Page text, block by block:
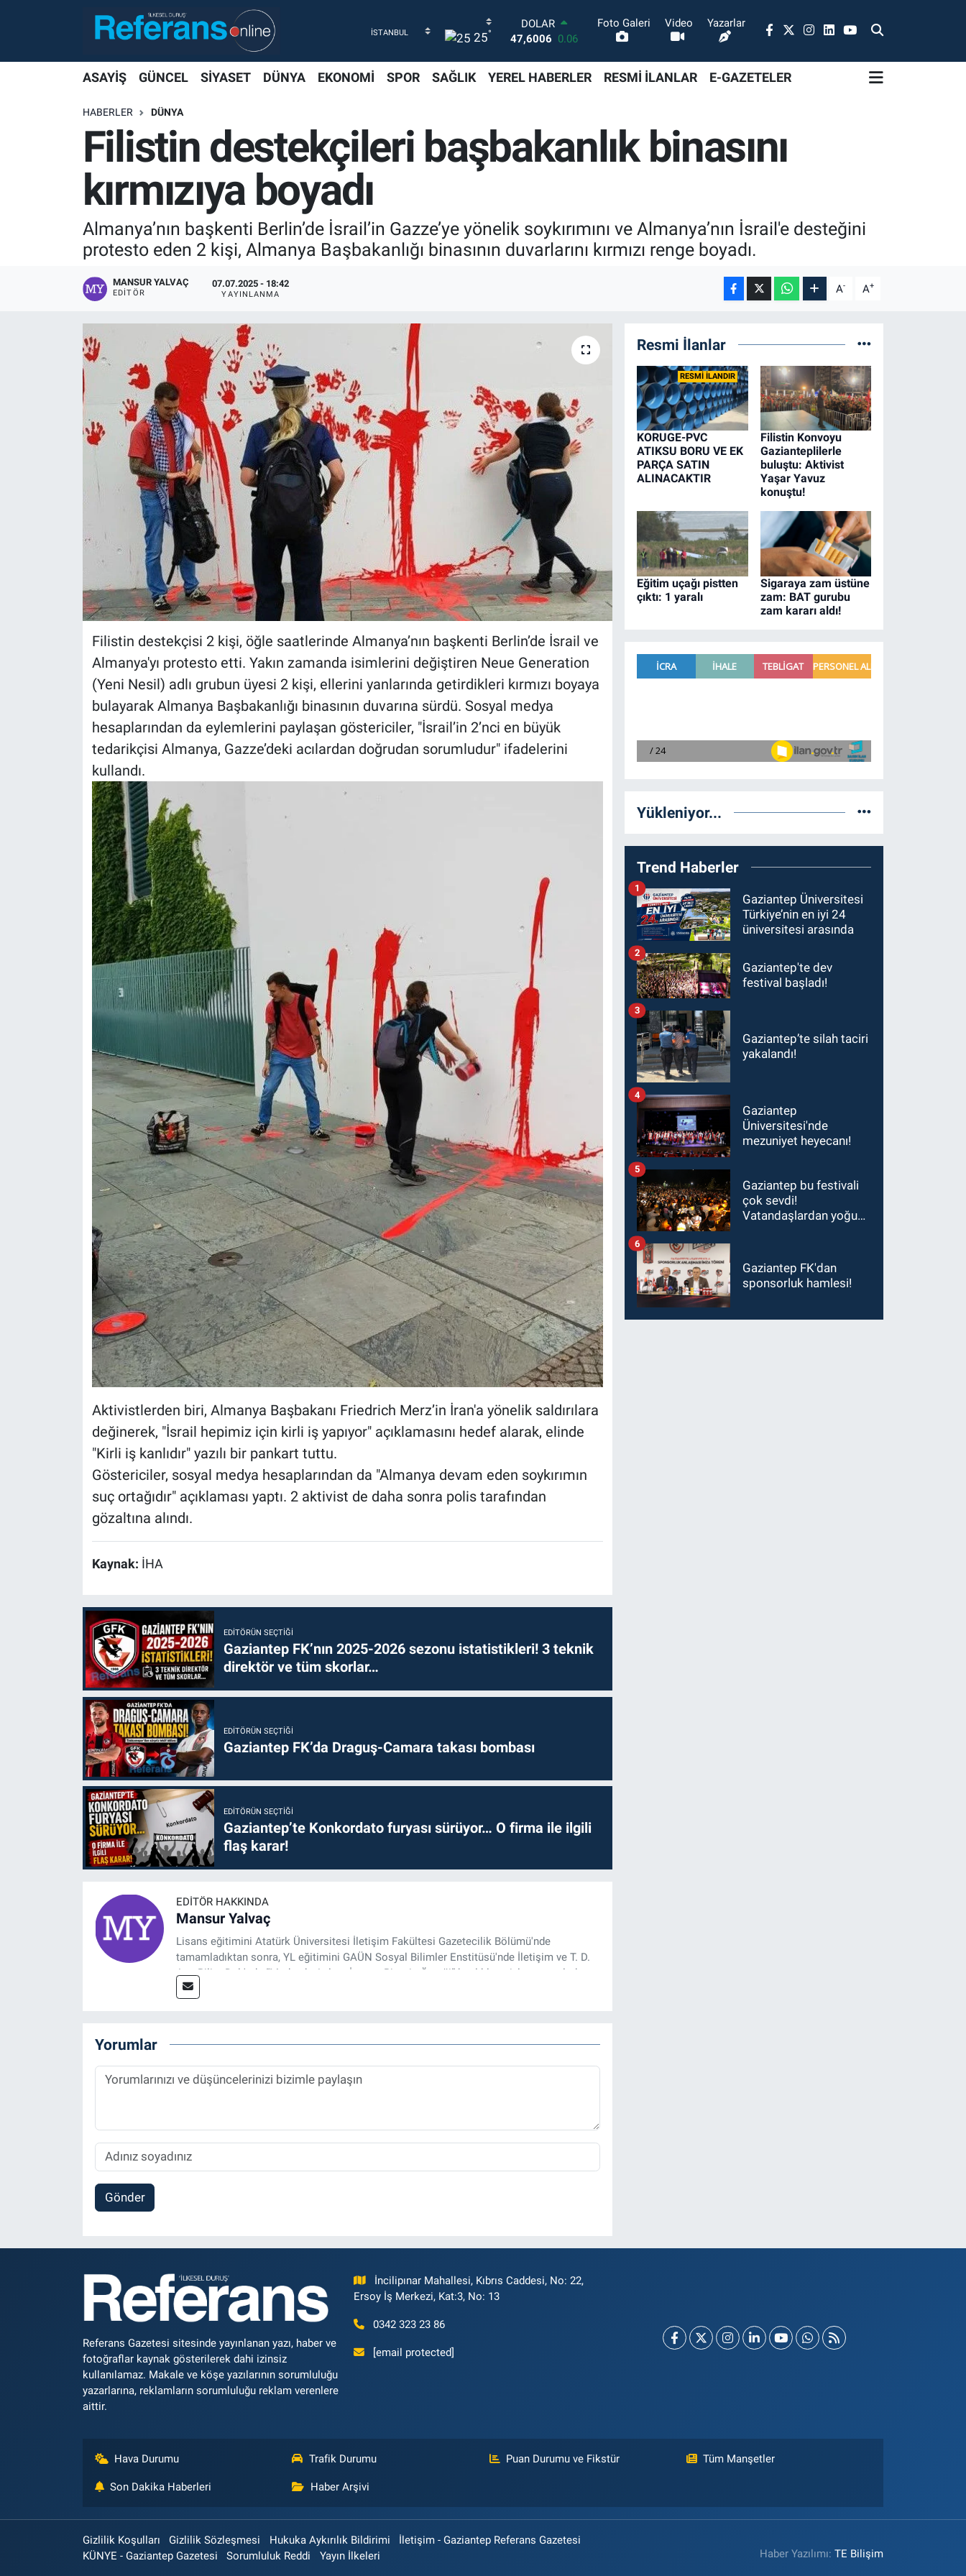
25°
DOLAR
47,6006 0.06
STERLİN
6500.87
BİST100
13.799 70
Foto Galeri Video Yazarlar
ASAYİŞ GÜNCEL SİYASET DÜNYA EKONOMİ SPOR SAĞLIK YEREL HABERLER RESMİ İLANLAR E-GAZETELER
HABERLER DÜNYA
Filistin destekçileri başbakanlık binasını
kırmızıya boyadı
Almanya’nın başkenti Berlin’de İsrail’in Gazze’ye yönelik soykırımını ve Almanya’nın İsrail'e desteğini
protesto eden 2 kişi, Almanya Başbakanlığı binasının duvarlarını kırmızı renge boyadı.
MANSUR YALVAÇ
EDITÖR
07.07.2025 - 18:42
YAYINLANMA A- A+
Filistin destekçisi 2 kişi, öğle saatlerinde Almanya’nın başkenti Berlin’de İsrail ve
Almanya'yı protesto etti. Yakın zamanda isimlerini değiştiren Neue Generation
(Yeni Nesil) adlı grubun üyesi 2 kişi, ellerini yanlarında getirdikleri kırmızı boyaya
bulayarak Almanya Başbakanlığı binasının duvarına sürdü. Sosyal medya
hesaplarından da eylemlerini paylaşan göstericiler, "İsrail’in 2’nci en büyük
tedarikçisi Almanya, Gazze’deki acılardan doğrudan sorumludur" ifadelerini
kullandı.
Aktivistlerden biri, Almanya Başbakanı Friedrich Merz’in İran'a yönelik saldırılara
değinerek, "İsrail hepimiz için kirli iş yapıyor" açıklamasını hedef alarak, elinde
"Kirli iş kanlıdır" yazılı bir pankart tuttu.
Göstericiler, sosyal medya hesaplarından da "Almanya devam eden soykırımın
suç ortağıdır" açıklaması yaptı. 2 aktivist de daha sonra polis tarafından
gözaltına alındı.
Kaynak: İHA
EDITÖRÜN SEÇTIĞI
Gaziantep FK’nın 2025-2026 sezonu istatistikleri! 3 teknik
direktör ve tüm skorlar…
EDITÖRÜN SEÇTIĞI
Gaziantep FK’da Draguş-Camara takası bombası
EDITÖRÜN SEÇTIĞI
Gaziantep’te Konkordato furyası sürüyor… O firma ile ilgili
flaş karar!
EDITÖR HAKKINDA
Mansur Yalvaç
Lisans eğitimini Atatürk Üniversitesi İletişim Fakültesi Gazetecilik Bölümü'nde
tamamladıktan sonra, YL eğitimini GAÜN Sosyal Bilimler Enstitüsü'nde İletişim ve T. D.
Ana Bilim Dalı'nda “Medyada Anlam İnşası: Bitcoin Örneği” başlıklı teziyle tamamladı.
2014 yılında başladığı profesyonel kariyerini halen Referansgazetesi.com.tr'de Güncel,
Yorumlar
Gönder
Resmi İlanlar
RESMİ İLANDIR
KORUGE-PVC
ATIKSU BORU VE EK
PARÇA SATIN
ALINACAKTIR
Filistin Konvoyu
Gazianteplilerle
buluştu: Aktivist
Yaşar Yavuz
konuştu!
Eğitim uçağı pistten
çıktı: 1 yaralı
Sigaraya zam üstüne
zam: BAT gurubu
zam kararı aldı!
Yükleniyor...
Trend Haberler
Gaziantep Üniversitesi
Türkiye’nin en iyi 24
üniversitesi arasında
1
Gaziantep'te dev
festival başladı!
2
Gaziantep’te silah taciri
yakalandı!
3
Gaziantep
Üniversitesi'nde
mezuniyet heyecanı!
4
Gaziantep bu festivali
çok sevdi!
Vatandaşlardan yoğun
5
Gaziantep FK'dan
sponsorluk hamlesi!
6
Referans Gazetesi sitesinde yayınlanan yazı, haber ve
fotoğraflar kaynak gösterilerek dahi izinsiz
kullanılamaz. Makale ve köşe yazılarının sorumluluğu
yazarlarına, reklamların sorumluluğu reklam verenlere
aittir.
İncilipınar Mahallesi, Kıbrıs Caddesi, No: 22,
Ersoy İş Merkezi, Kat:3, No: 13
0342 323 23 86
[email protected]
Hava Durumu Trafik Durumu Puan Durumu ve Fikstür Tüm Manşetler
Son Dakika Haberleri Haber Arşivi
Gizlilik Koşulları Gizlilik Sözleşmesi Hukuka Aykırılık Bildirimi
İletişim - Gaziantep Referans Gazetesi
KÜNYE - Gaziantep Gazetesi
Sorumluluk Reddi Yayın İlkeleri Haber Yazılımı:TE Bilişim